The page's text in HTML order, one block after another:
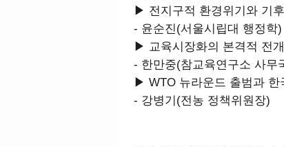
▶ 전지구적 환경위기와 기
- 윤순진(서울시립대 행정학)
▶ 교육시장화의 본격적 전
- 한만중(참교육연구소 사무
▶ WTO 뉴라운드 출범과 한
- 강병기(전농 정책위원장)